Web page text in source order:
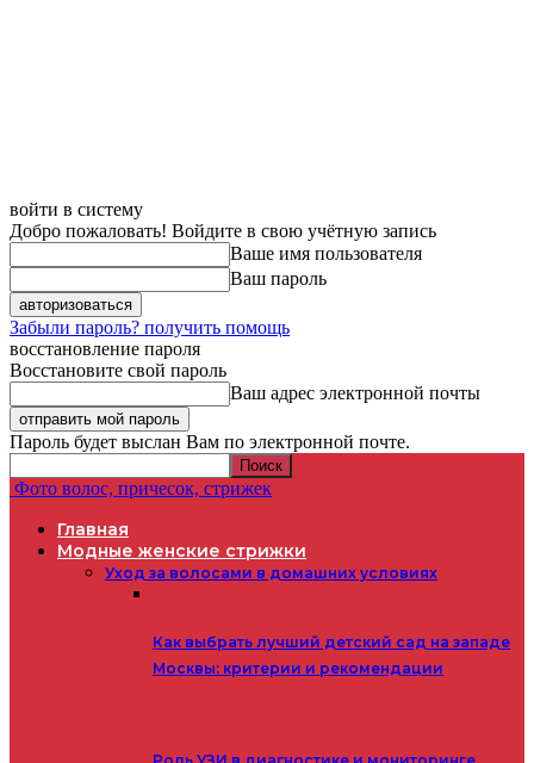
войти в систему
Добро пожаловать! Войдите в свою учётную запись
Ваше имя пользователя
Ваш пароль
Забыли пароль? получить помощь
восстановление пароля
Восстановите свой пароль
Ваш адрес электронной почты
Пароль будет выслан Вам по электронной почте.
Фото волос, причесок, стрижек
Главная
Модные женские стрижки
Уход за волосами в домашних условиях
Как выбрать лучший детский сад на западе
Москвы: критерии и рекомендации